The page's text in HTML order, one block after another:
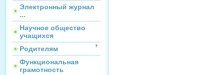
Электронный журнал
...
Научное общество
учащихся
Родителям
Функциональная
грамотность